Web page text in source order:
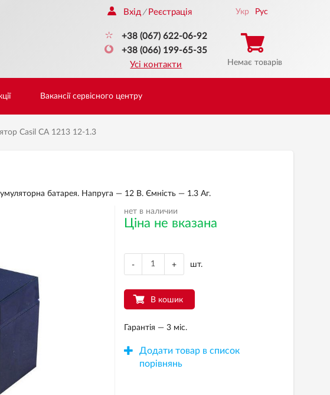
Вхід / Реєстрація
+38 (067) 622-06-92
+38 (066) 199-65-35
Усі контакти
Укр Рус
Немає товарів
Вакансії сервісного центру
Casil СА 1213 12-1.3
батарея. Напруга — 12 В. Ємність — 1.3 Аг.
нет в наличии
Ціна не вказана
- + шт.
В кошик
Гарантія — 3 міс.
Додати товар в список
порівнянь